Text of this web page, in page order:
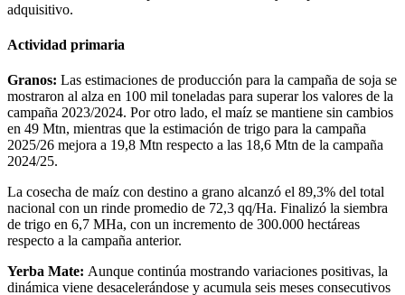
adquisitivo.
Actividad primaria
Granos: Las estimaciones de producción para la campaña de soja se
mostraron al alza en 100 mil toneladas para superar los valores de la
campaña 2023/2024. Por otro lado, el maíz se mantiene sin cambios
en 49 Mtn, mientras que la estimación de trigo para la campaña
2025/26 mejora a 19,8 Mtn respecto a las 18,6 Mtn de la campaña
2024/25.
La cosecha de maíz con destino a grano alcanzó el 89,3% del total
nacional con un rinde promedio de 72,3 qq/Ha. Finalizó la siembra
de trigo en 6,7 MHa, con un incremento de 300.000 hectáreas
respecto a la campaña anterior.
Yerba Mate: Aunque continúa mostrando variaciones positivas, la
dinámica viene desacelerándose y acumula seis meses consecutivos